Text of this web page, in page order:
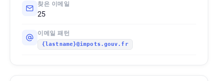
찾은 이메일
25
이메일 패턴
{lastname}@impots.gouv.fr